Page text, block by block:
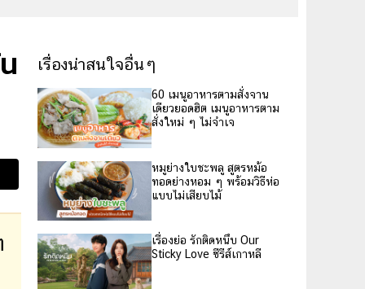
เรื่องน่าสนใจอื่นๆ
60 เมนูอาหารตามสั่งจาน
เดียวยอดฮิต เมนูอาหารตาม
สั่งใหม่ ๆ ไม่จำเจ
หมูย่างใบชะพลู สูตรหม้อ
ทอดย่างหอม ๆ พร้อมวิธีห่อ
แบบไม่เสียบไม้
เรื่องย่อ รักติดหนึบ Our
Sticky Love ซีรีส์เกาหลี